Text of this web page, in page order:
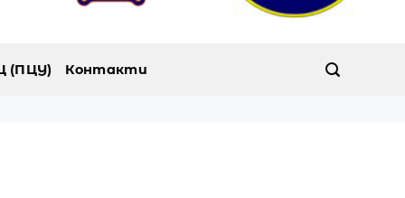
(ПЦУ) Контакти